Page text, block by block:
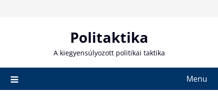
Politaktika
A kiegyensúlyozott politikai taktika
Menu